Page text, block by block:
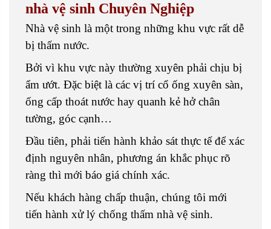
nhà vệ sinh Chuyên Nghiệp
Nhà vệ sinh là một trong những khu vực rất dễ
bị thấm nước.
Bởi vì khu vực này thường xuyên phải chịu bị
ẩm ướt. Đặc biệt là các vị trí cổ ống xuyên sàn,
ống cấp thoát nước hay quanh kẻ hở chân
tường, góc cạnh…
Đầu tiên, phải tiến hành khảo sát thực tế để xác
định nguyên nhân, phương án khắc phục rõ
ràng thì mới báo giá chính xác.
Nếu khách hàng chấp thuận, chúng tôi mới
tiến hành xử lý chống thấm nhà vệ sinh.